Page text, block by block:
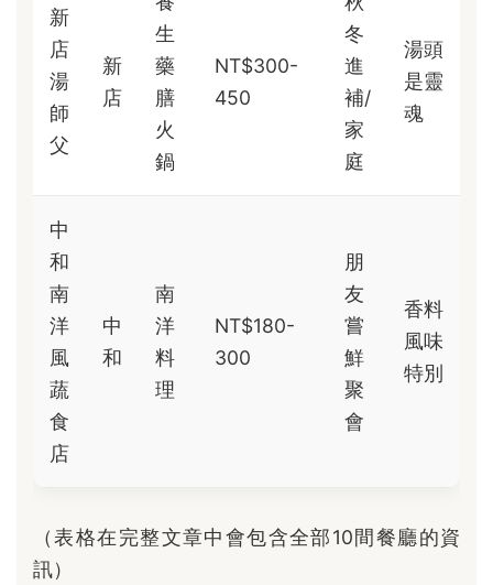
新
店
湯
師
父
新
店
生
藥
膳
火
鍋
NT$300-
450
冬
進
補/
家
庭
湯頭
是靈
魂
中
和
南
洋
風
蔬
食
店
中
和
南
洋
料
理
NT$180-
300
朋
友
嘗
鮮
聚
會
香料
風味
特別
（表格在完整文章中會包含全部10間餐廳的資
訊）